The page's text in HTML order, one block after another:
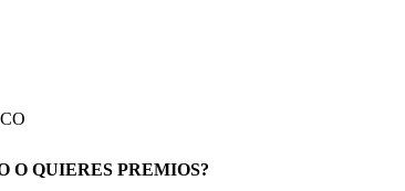
O QUIERES PREMIOS?